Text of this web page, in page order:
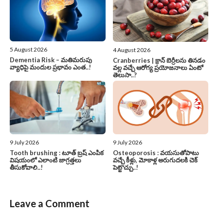
5 August 2026
Dementia Risk – మతిమరుపు
వ్యాధిపై మందుల ప్రభావం ఎంత..!
4 August 2026
Cranberries | క్రాన్ బెర్రీల‌ను తిన‌డం
వ‌ల్ల వచ్చే ఆరోగ్య ప్రయోజనాలు ఏంటో
తెలుసా..?
9 July 2026
Tooth brushing : టూత్ బ్రష్ ఎంపిక
విషయంలో ఎలాంటి జాగ్రత్తలు
తీసుకోవాలి..!
9 July 2026
Osteoporosis : వయసుతోపాటు
వచ్చే కీళ్లు, మోకాళ్ల అరుగుదలకి చెక్
పెట్టొచ్చు..!
Leave a Comment